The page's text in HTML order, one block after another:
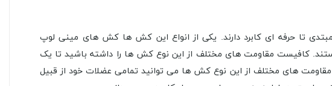
تا حرفه ای کابرد دارند. یکی از انواع این کش ها کش های مینی لوپ
کافیست مقاومت های مختلف از این نوع کش ها را داشته باشید تا یک
های مختلف از این نوع کش ها می توانید تمامی عضلات خود از قبیل